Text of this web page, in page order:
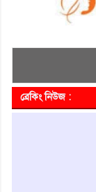
ব্রেকিং নিউজ :